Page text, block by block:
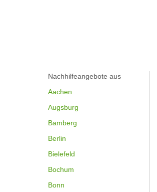
Nachhilfeangebote aus
Aachen
Augsburg
Bamberg
Berlin
Bielefeld
Bochum
Bonn